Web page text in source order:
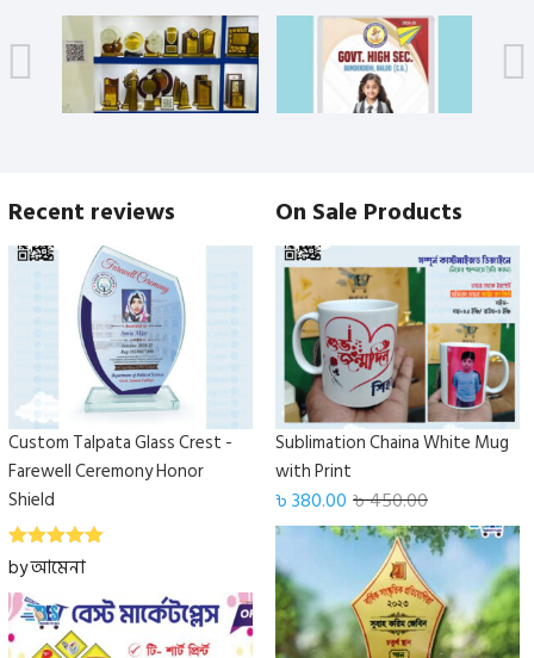
Recent reviews
Custom Talpata Glass Crest -
Farewell Ceremony Honor
Shield
Rated5out
of 5
by আমেনা
On Sale Products
Sublimation Chaina White Mug
with Print
৳450.00
৳380.00